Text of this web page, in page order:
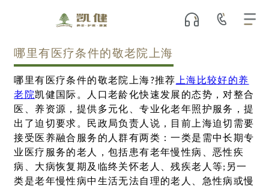
哪里有医疗条件的敬老院上海
哪里有医疗条件的敬老院上海?推荐上海比较好的养
老院凯健国际。人口老龄化快速发展的态势，对整合
医、养资源，提供多元化、专业化老年照护服务，提
出了迫切要求。民政局负责人说，目前上海迫切需要
接受医养融合服务的人群有两类：一类是需中长期专
业医疗服务的老人，包括患有老年慢性病、恶性疾
病、大病恢复期及临终关怀老人、残疾老人等;另一
类是老年慢性病中生活无法自理的老人、急性病或慢